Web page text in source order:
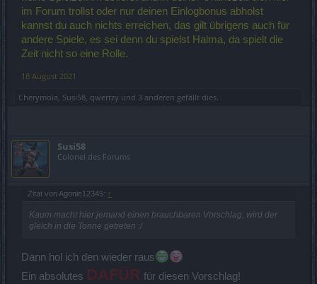
im Forum trollst oder nur deinen Einlogbonus abholst
kannst du auch nichts erreichen, das gilt übrigens auch für
andere Spiele, es sei denn du spielst Halma, da spielt die
Zeit nicht so eine Rolle.
18 August 2021
Cherymoia, Susi58, qwertzy und 3 anderen gefällt dies.
Susi58
Colonel des Forums
Zitat von Agonie12345: ↑
Kaum macht hier jemand einen brauchbaren Vorschlag, wird der
gleich in die Tonne getreten :/
Dann hol ich den wieder raus
Ein absolutes DAFÜR für diesen Vorschlag!